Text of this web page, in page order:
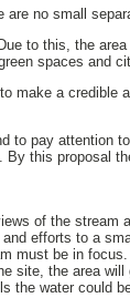
no small
to this, the
spaces and
make a credible
to pay attention
this proposal
of the stream
efforts to a
must be in
site, the area
the water could